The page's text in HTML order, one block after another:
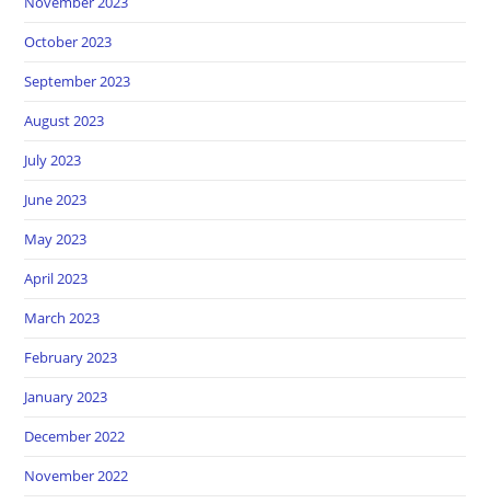
October 2023
September 2023
August 2023
July 2023
June 2023
May 2023
April 2023
March 2023
February 2023
January 2023
December 2022
November 2022